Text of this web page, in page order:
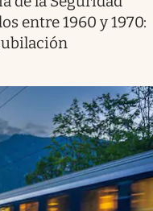
entre 1960 y 1970: